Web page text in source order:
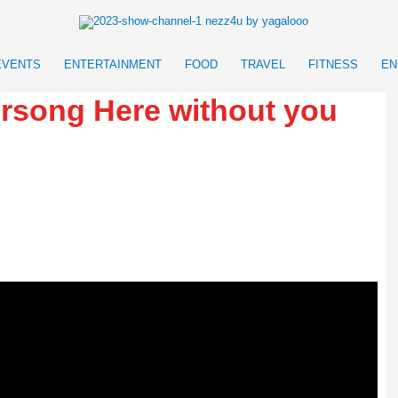
ENTERTAINMENT FOOD TRAVEL FITNESS
Here without you